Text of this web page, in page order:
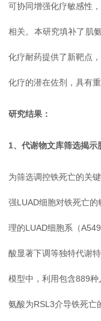
可协同增强化疗敏感性
相关。本研究填补了肌
化疗耐药提供了新靶点
化疗的潜在佐剂，具有
研究结果：
1、代谢物文库筛选揭
为筛选调控铁死亡的关
强LUAD细胞对铁死亡
理的LUAD细胞系（
酸显著下调等独特代谢
模型中，利用包含889
氨酸为RSL3介导铁死亡